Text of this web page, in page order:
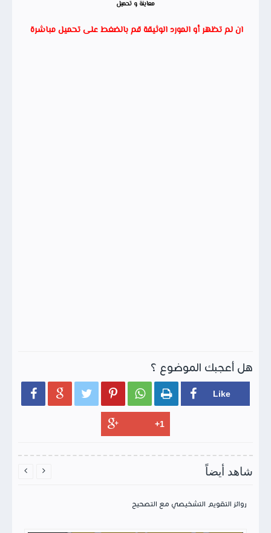
معاينة و تحميل
ان لم تظهر أو المورد الوثيقة قم بالضغط على تحميل مباشرة
هل أعجبك الموضوع ؟
     
شاهد أيضاً
روائز التقويم التشخيصي مع التصحيح
 